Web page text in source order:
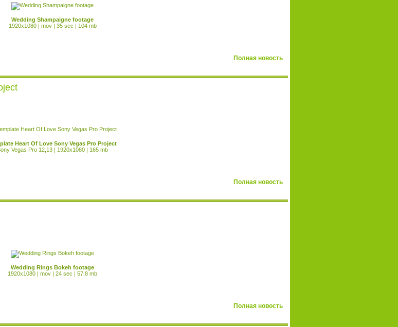
Wedding Shampaigne footage
1920x1080 | mov | 35 sec | 104 mb
Полная новость
Heart Of Love Sony Vegas Pro Project
Vegas Pro 12,13 | 1920x1080 | 165 mb
Полная новость
Wedding Rings Bokeh footage
1920x1080 | mov | 24 sec | 57.8 mb
Полная новость